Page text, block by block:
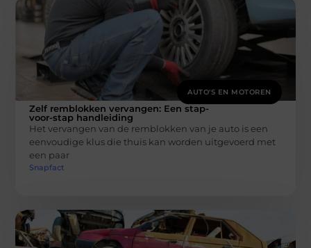
AUTO'S EN MOTOREN
Zelf remblokken vervangen: Een stap-
voor-stap handleiding
Het vervangen van de remblokken van je auto is een
eenvoudige klus die thuis kan worden uitgevoerd met
een paar
Snapfact